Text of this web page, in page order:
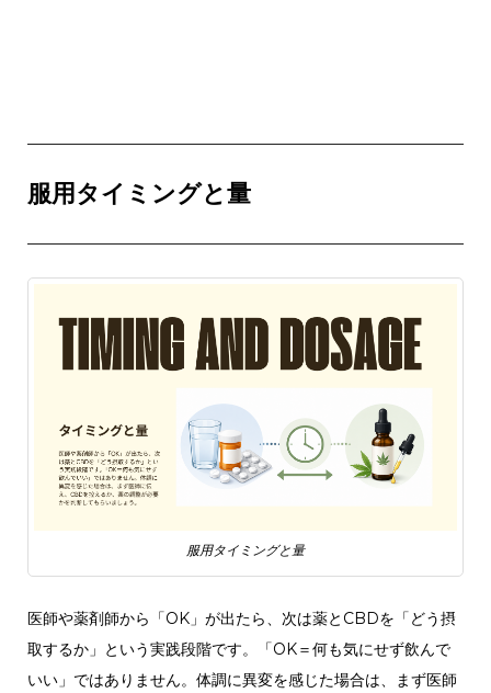
服用タイミングと量
服用タイミングと量
医師や薬剤師から「OK」が出たら、次は薬とCBDを「どう摂
取するか」という実践段階です。「OK＝何も気にせず飲んで
いい」ではありません。体調に異変を感じた場合は、まず医師